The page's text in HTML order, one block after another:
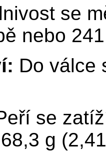
se
nebo
Do válce
se
g